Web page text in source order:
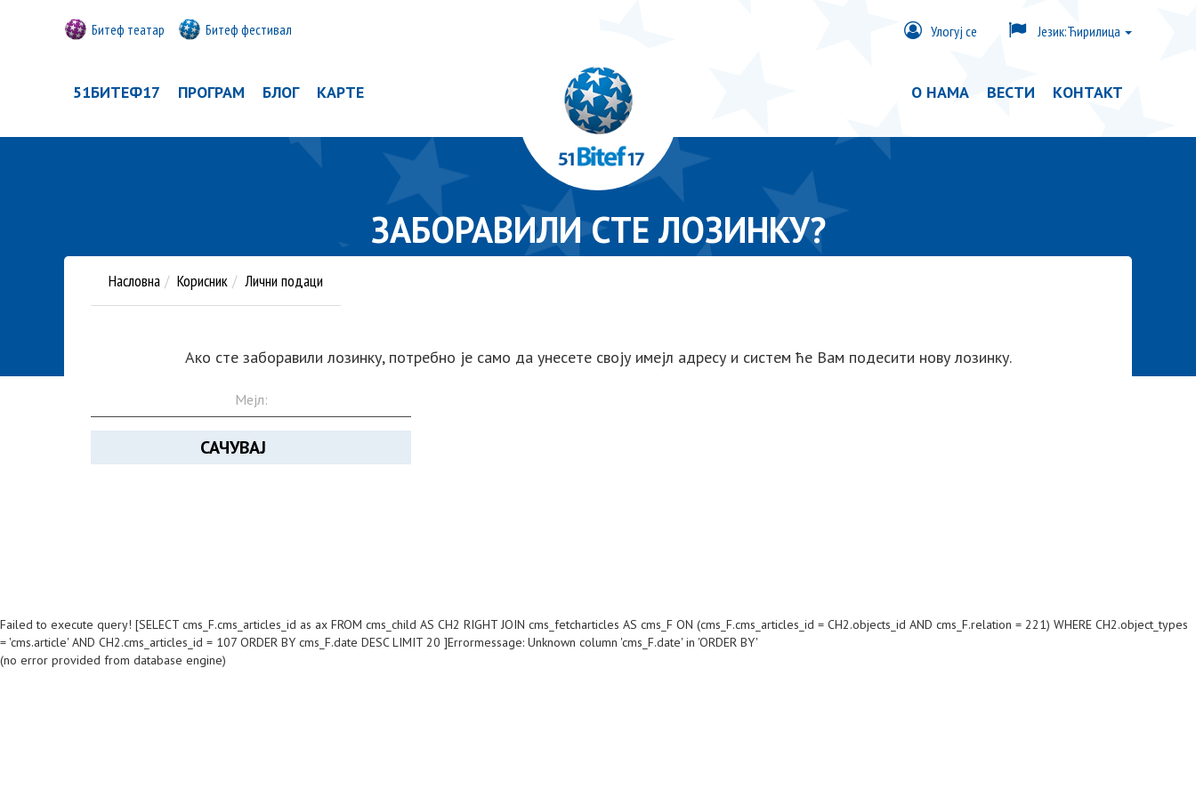
Улогуј се Језик:Ћирилица
Битеф театар Битеф фестивал
51БИТЕФ17 ПРОГРАМ БЛОГ КАРТЕ О НАМА ВЕСТИ КОНТАКТ
ЗАБОРАВИЛИ СТЕ ЛОЗИНКУ?
Насловна Корисник Лични подаци
Ако сте заборавили лозинку, потребно је само да унесете своју имејл адресу и систем ће Вам подесити нову лозинку.
САЧУВАЈ
Failed to execute query! [SELECT cms_F.cms_articles_id as ax FROM cms_child AS CH2 RIGHT JOIN cms_fetcharticles AS cms_F ON (cms_F.cms_articles_id = CH2.objects_id AND cms_F.relation = 221) WHERE CH2.object_types
= 'cms.article' AND CH2.cms_articles_id = 107 ORDER BY cms_F.date DESC LIMIT 20 ]Errormessage: Unknown column 'cms_F.date' in 'ORDER BY'
(no error provided from database engine)